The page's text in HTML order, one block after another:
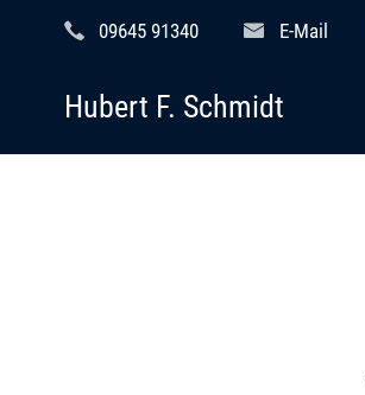
09645 91340 E-Mail
Hubert F. Schmidt